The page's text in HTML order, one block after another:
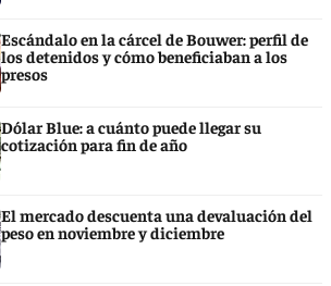
Escándalo en la cárcel de Bouwer: perfil de
los detenidos y cómo beneficiaban a los
presos
Dólar Blue: a cuánto puede llegar su
cotización para fin de año
El mercado descuenta una devaluación del
peso en noviembre y diciembre